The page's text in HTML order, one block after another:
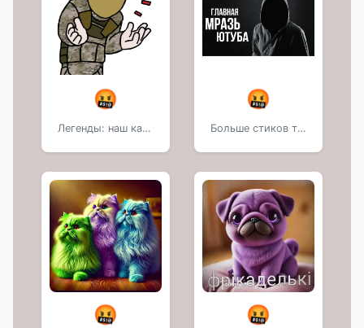
🤬
Легенды: наш канал
🤬
Больше стиков тут:
🤬 🤬